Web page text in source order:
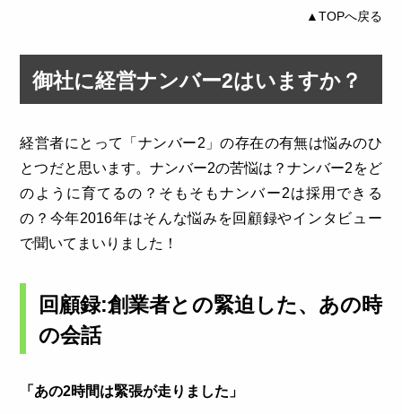
▲TOPへ戻る
御社に経営ナンバー2はいますか？
経営者にとって「ナンバー2」の存在の有無は悩みのひ
とつだと思います。ナンバー2の苦悩は？ナンバー2をど
のように育てるの？そもそもナンバー2は採用できる
の？今年2016年はそんな悩みを回顧録やインタビュー
で聞いてまいりました！
回顧録:創業者との緊迫した、あの時
の会話
「あの2時間は緊張が走りました」